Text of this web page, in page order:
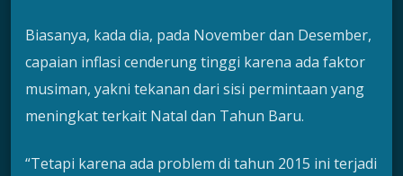
Biasanya, kada dia, pada November dan Desember,
capaian inflasi cenderung tinggi karena ada faktor
musiman, yakni tekanan dari sisi permintaan yang
meningkat terkait Natal dan Tahun Baru.
“Tetapi karena ada problem di tahun 2015 ini terjadi